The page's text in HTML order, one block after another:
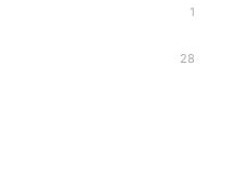
1
28